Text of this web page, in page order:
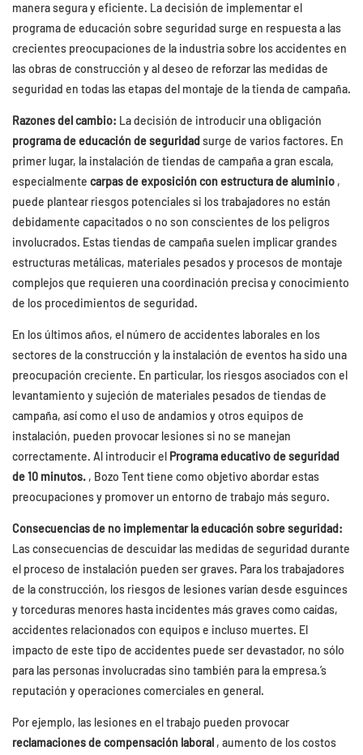
manera segura y eficiente. La decisión de implementar el
programa de educación sobre seguridad surge en respuesta a las
crecientes preocupaciones de la industria sobre los accidentes en
las obras de construcción y al deseo de reforzar las medidas de
seguridad en todas las etapas del montaje de la tienda de campaña.
Razones del cambio: La decisión de introducir una obligación
programa de educación de seguridadsurge de varios factores. En
primer lugar, la instalación de tiendas de campaña a gran escala,
especialmente carpas de exposición con estructura de aluminio ,
puede plantear riesgos potenciales si los trabajadores no están
debidamente capacitados o no son conscientes de los peligros
involucrados. Estas tiendas de campaña suelen implicar grandes
estructuras metálicas, materiales pesados ​​y procesos de montaje
complejos que requieren una coordinación precisa y conocimiento
de los procedimientos de seguridad.
En los últimos años, el número de accidentes laborales en los
sectores de la construcción y la instalación de eventos ha sido una
preocupación creciente. En particular, los riesgos asociados con el
levantamiento y sujeción de materiales pesados ​​de tiendas de
campaña, así como el uso de andamios y otros equipos de
instalación, pueden provocar lesiones si no se manejan
correctamente. Al introducir el Programa educativo de seguridad
de 10 minutos. , Bozo Tent tiene como objetivo abordar estas
preocupaciones y promover un entorno de trabajo más seguro.
Consecuencias de no implementar la educación sobre seguridad:
Las consecuencias de descuidar las medidas de seguridad durante
el proceso de instalación pueden ser graves. Para los trabajadores
de la construcción, los riesgos de lesiones varían desde esguinces
y torceduras menores hasta incidentes más graves como caídas,
accidentes relacionados con equipos e incluso muertes. El
impacto de este tipo de accidentes puede ser devastador, no sólo
para las personas involucradas sino también para la empresa.’s
reputación y operaciones comerciales en general.
Por ejemplo, las lesiones en el trabajo pueden provocar
reclamaciones de compensación laboral , aumento de los costos